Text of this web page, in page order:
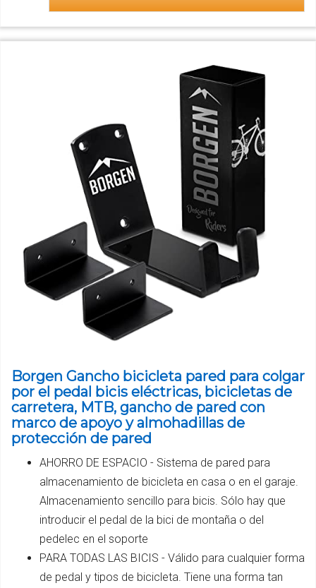
Borgen Gancho bicicleta pared para colgar
por el pedal bicis eléctricas, bicicletas de
carretera, MTB, gancho de pared con
marco de apoyo y almohadillas de
protección de pared
AHORRO DE ESPACIO - Sistema de pared para
almacenamiento de bicicleta en casa o en el garaje.
Almacenamiento sencillo para bicis. Sólo hay que
introducir el pedal de la bici de montaña o del
pedelec en el soporte
PARA TODAS LAS BICIS - Válido para cualquier forma
de pedal y tipos de bicicleta. Tiene una forma tan